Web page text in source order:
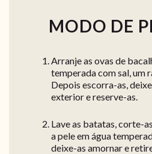
MODO DE
Arranje as ovas de
temperada com sal, um
Depois escorra-as,
exterior e reserve-as.
Lave as batatas, corte-
a pele em água
deixe-as amornar e